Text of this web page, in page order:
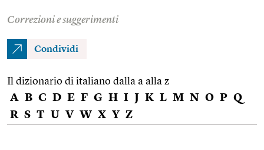
Correzioni e suggerimenti
Condividi
Il dizionario di italiano dalla a alla z
A B C D E F G H I J K L M N O P Q
R S T U V W X Y Z